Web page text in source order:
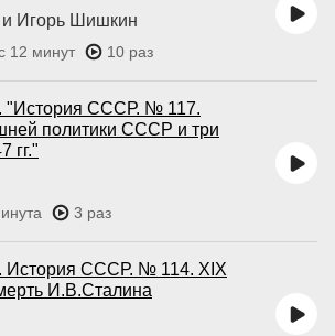
Игорь Шишкин
12 минут 10 раз
"История СССР. № 117.
политики СССР и три
гг."
3 раз
История СССР. № 114. XIX
И.В.Сталина